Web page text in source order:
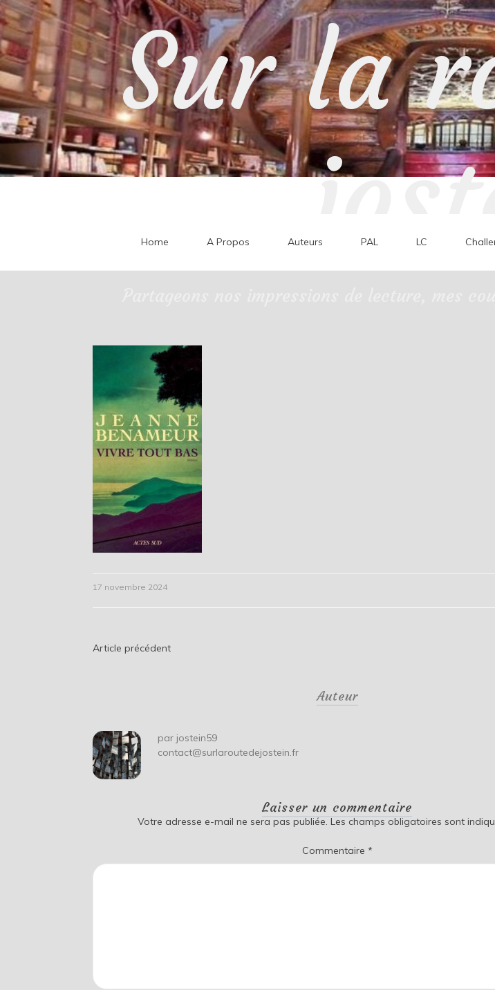
Skip
to
content
Sur la
Home A Propos Auteurs PAL LC
17 novembre 2024
Navigation
Article précédent
Auteur
par jostein59
contact@surlaroutedejostein.fr
Laisser un commentaire
Votre adresse e-mail ne sera pas publiée. Les champs obligatoires sont
Commentaire *